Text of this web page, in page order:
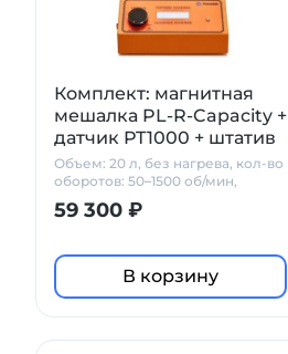
Комплект: магнитная
мешалка PL-R-Capacity +
датчик PT1000 + штатив
Primelab
Объем: 20 л, без нагрева, кол-во
оборотов: 50–1500 об/мин,
стеклокерамика
59 300 ₽
В корзину